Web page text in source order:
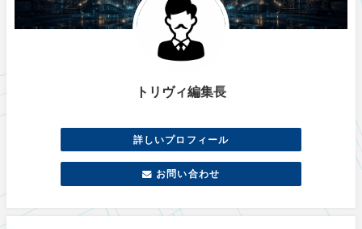
トリヴィ編集長
詳しいプロフィール
お問い合わせ